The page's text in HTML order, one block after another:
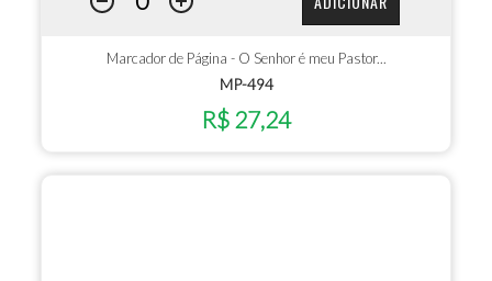
Marcador de Página - O Senhor é meu Pastor...
MP-494
R$ 27,24